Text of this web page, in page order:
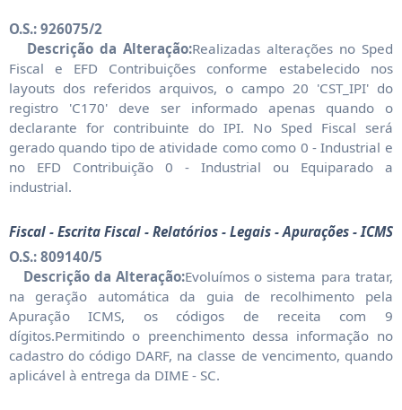
O.S.: 926075/2
Descrição da Alteração:Realizadas alterações no Sped
Fiscal e EFD Contribuições conforme estabelecido nos
layouts dos referidos arquivos, o campo 20 'CST_IPI' do
registro 'C170' deve ser informado apenas quando o
declarante for contribuinte do IPI. No Sped Fiscal será
gerado quando tipo de atividade como como 0 - Industrial e
no EFD Contribuição 0 - Industrial ou Equiparado a
industrial.
Fiscal - Escrita Fiscal - Relatórios - Legais - Apurações - ICMS
O.S.: 809140/5
Descrição da Alteração:Evoluímos o sistema para tratar,
na geração automática da guia de recolhimento pela
Apuração ICMS, os códigos de receita com 9
dígitos.Permitindo o preenchimento dessa informação no
cadastro do código DARF, na classe de vencimento, quando
aplicável à entrega da DIME - SC.